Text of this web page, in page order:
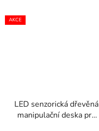
AKCE
LED senzorická dřevěná
manipulační deska pro